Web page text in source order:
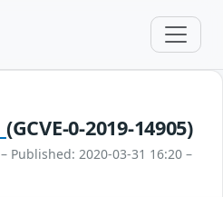
(GCVE-0-2019-14905)
– Published: 2020-03-31 16:20 –